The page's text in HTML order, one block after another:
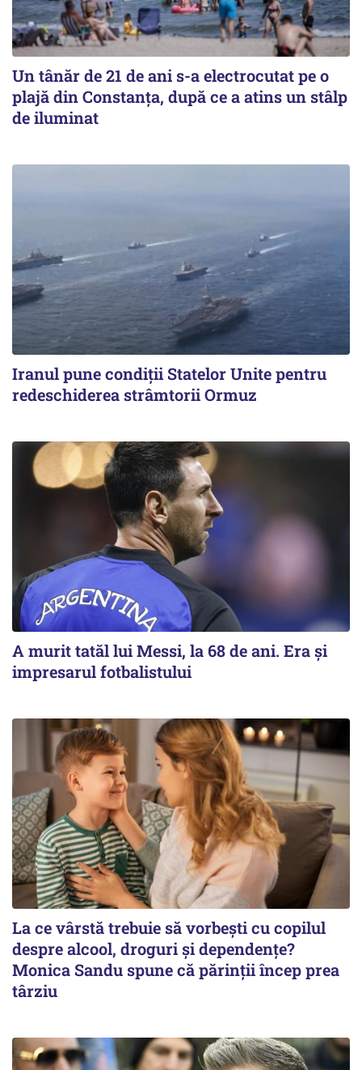
Un tânăr de 21 de ani s-a electrocutat pe o
plajă din Constanța, după ce a atins un stâlp
de iluminat
Iranul pune condiții Statelor Unite pentru
redeschiderea strâmtorii Ormuz
A murit tatăl lui Messi, la 68 de ani. Era și
impresarul fotbalistului
La ce vârstă trebuie să vorbești cu copilul
despre alcool, droguri și dependențe?
Monica Sandu spune că părinții încep prea
târziu